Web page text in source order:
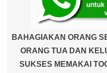
BAHAGIAKAN ORANG
ORANG TUA DAN
SUKSES MEMAKAI